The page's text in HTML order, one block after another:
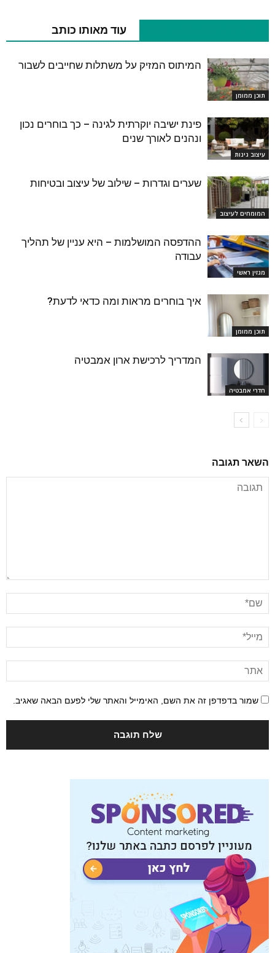
עוד מאותו כותב
תוכן ממומן
המיתוס המזיק על משתלות שחייבים לשבור
עיצוב גינות
פינת ישיבה יוקרתית לגינה – כך בוחרים נכון
ונהנים לאורך שנים
המומחים לעיצוב
שערים וגדרות – שילוב של עיצוב ובטיחות
מגזין ראשי
ההדפסה המושלמות – היא עניין של תהליך
עבודה
תוכן ממומן
איך בוחרים מראות ומה כדאי לדעת?
חדרי אמבטיה
המדריך לרכישת ארון אמבטיה
השאר תגובה
שמור בדפדפן זה את השם, האימייל והאתר שלי לפעם הבאה שאגיב.